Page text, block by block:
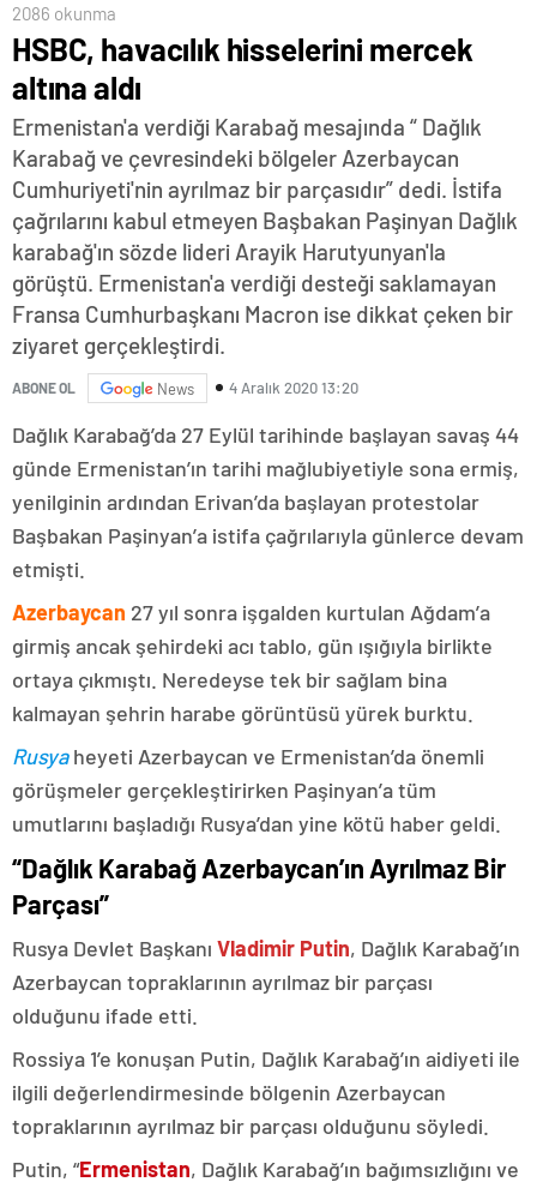
2086 okunma
HSBC, havacılık hisselerini mercek
altına aldı
Ermenistan'a verdiği Karabağ mesajında “ Dağlık
Karabağ ve çevresindeki bölgeler Azerbaycan
Cumhuriyeti'nin ayrılmaz bir parçasıdır” dedi. İstifa
çağrılarını kabul etmeyen Başbakan Paşinyan Dağlık
karabağ'ın sözde lideri Arayik Harutyunyan'la
görüştü. Ermenistan'a verdiği desteği saklamayan
Fransa Cumhurbaşkanı Macron ise dikkat çeken bir
ziyaret gerçekleştirdi.
ABONE OL News 4 Aralık 2020 13:20
Dağlık Karabağ’da 27 Eylül tarihinde başlayan savaş 44
günde Ermenistan’ın tarihi mağlubiyetiyle sona ermiş,
yenilginin ardından Erivan’da başlayan protestolar
Başbakan Paşinyan’a istifa çağrılarıyla günlerce devam
etmişti.
Azerbaycan 27 yıl sonra işgalden kurtulan Ağdam’a
girmiş ancak şehirdeki acı tablo, gün ışığıyla birlikte
ortaya çıkmıştı. Neredeyse tek bir sağlam bina
kalmayan şehrin harabe görüntüsü yürek burktu.
Rusyaheyeti Azerbaycan ve Ermenistan’da önemli
görüşmeler gerçekleştirirken Paşinyan’a tüm
umutlarını başladığı Rusya’dan yine kötü haber geldi.
“Dağlık Karabağ Azerbaycan’ın Ayrılmaz Bir
Parçası”
Rusya Devlet Başkanı Vladimir Putin, Dağlık Karabağ’ın
Azerbaycan topraklarının ayrılmaz bir parçası
olduğunu ifade etti.
Rossiya 1’e konuşan Putin, Dağlık Karabağ’ın aidiyeti ile
ilgili değerlendirmesinde bölgenin Azerbaycan
topraklarının ayrılmaz bir parçası olduğunu söyledi.
Putin, “Ermenistan, Dağlık Karabağ’ın bağımsızlığını ve